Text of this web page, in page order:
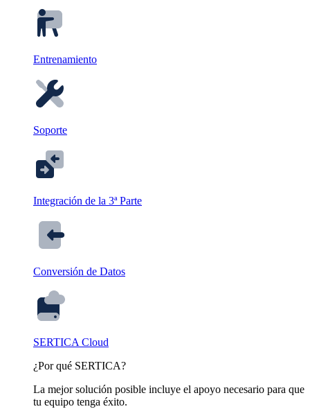
Entrenamiento
Soporte
Integración de la 3ª Parte
Conversión de Datos
SERTICA Cloud
¿Por qué SERTICA?
La mejor solución posible incluye el apoyo necesario para que
tu equipo tenga éxito.